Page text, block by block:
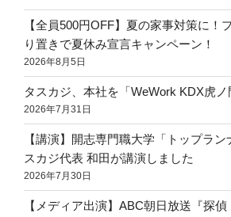
【全員500円OFF】夏の家事対策に！
り置きで夏休み宣言キャンペーン！
2026年8月5日
タスカジ、本社を「WeWork KDX虎
2026年7月31日
【講演】開志専門職大学「トップラ
スカジ代表 和田が講演しました
2026年7月30日
【メディア出演】ABC朝日放送『探